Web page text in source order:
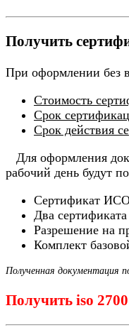
Получить
При оформлении без
Стоимость
Срок
Срок действия
Для оформления
рабочий день будут
Сертификат
Два
Разрешение на
Комплект
Полученная документация
Получить iso